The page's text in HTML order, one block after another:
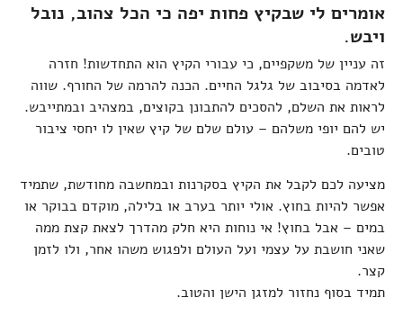
אומרים לי שבקיץ פחות יפה כי הכל צהוב, נובל
ויבש.
זה עניין של משקפיים, כי עבורי הקיץ הוא התחדשות! חזרה
לאדמה בסיבוב של גלגל החיים. הכנה להרמה של החורף. שווה
לראות את השלם, להסכים להתבונן בקוצים, במצהיב ובמתייבש.
יש להם יופי משלהם – עולם שלם של קיץ שאין לו יחסי ציבור
טובים.
מציעה לכם לקבל את הקיץ בסקרנות ובמחשבה מחודשת, שתמיד
אפשר להיות בחוץ. אולי יותר בערב או בלילה, מוקדם בבוקר או
במים – אבל בחוץ! אי נוחות היא חלק מהדרך לצאת קצת ממה
שאני חושבת על עצמי ועל העולם ולפגוש משהו אחר, ולו לזמן
קצר.
תמיד בסוף נחזור למזגן הישן והטוב.